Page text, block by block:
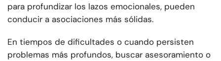
para profundizar los lazos emocionales, pueden
conducir a asociaciones más sólidas.
En tiempos de dificultades o cuando persisten
problemas más profundos, buscar asesoramiento o